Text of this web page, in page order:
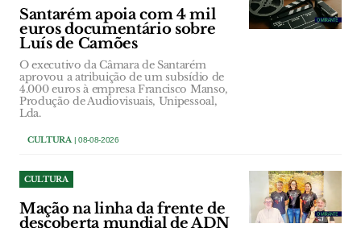
Santarém apoia com 4 mil
euros documentário sobre
Luís de Camões
O executivo da Câmara de Santarém
aprovou a atribuição de um subsídio de
4.000 euros à empresa Francisco Manso,
Produção de Audiovisuais, Unipessoal,
Lda.
CULTURA| 08-08-2026
CULTURA
Mação na linha da frente de
descoberta mundial de ADN